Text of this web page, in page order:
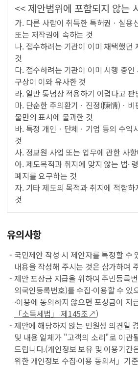
<< 제안범위에 포함되지 않는
가. 다른 사람이 취득한 특허권ㆍ실용
또는 저작권에 속하는 것
나. 접수하려는 기관이 이미 채택했던
것
다. 접수하려는 기관이 이미 시행 중인
구상이 이와 유사한 것
라. 일반 통념상 적용하기 어렵다고 판
마. 단순한 주의환기ㆍ진정(陳情)ㆍ
불만의 표시에 불과한 것
바. 특정 개인ㆍ단체ㆍ기업 등의 수익
것
사. 정보원 사업 또는 업무에 관한 사
아. 제도목적과 취지에 맞지 않는 법·
폐지를 요구하는 것
자. 기타 제도의 목적과 취지에 적합
것
유의사항
- 국민제안 작성 시 제안자를 특정할 수
내용을 작성해 주시는 것은 삼가하여
- 제안 포상금 지급을 위하여 주민등록
외국인등록번호)를 수집·이용할 수 있
·이용에 동의하지 않으면 포상금이 지
「소득세법」 제145조↗)
- 제안에 해당하지 않는 민원성 의견일
및 내용 일체가 "고객의 소리"로 이관
드립니다.(개인정보 보유 및 이용기간
위한 개인정보 수집·이용 동의서」기